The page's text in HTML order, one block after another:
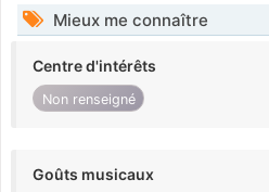
Mieux me connaître
Centre d'intérêts
Non renseigné
Goûts musicaux